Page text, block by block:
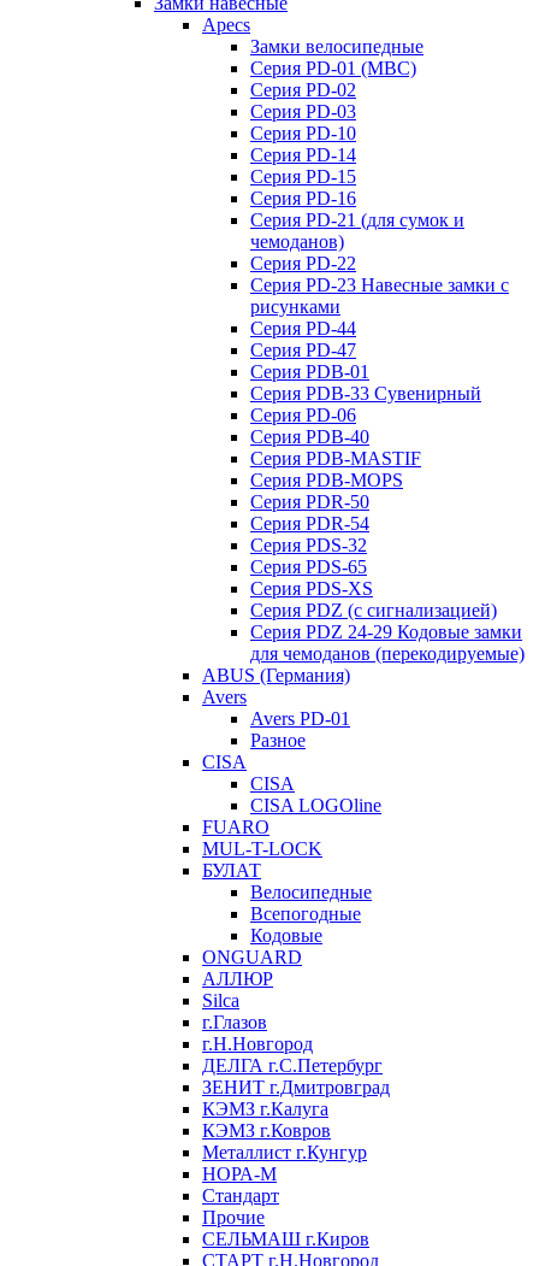
Apecs
Замки велосипедные
Серия PD-01 (МВС)
Серия PD-02
Серия PD-03
Серия PD-10
Серия PD-14
Серия PD-15
Серия PD-16
Серия PD-21 (для сумок и
чемоданов)
Серия PD-22
Серия PD-23 Навесные замки с
рисунками
Серия PD-44
Серия PD-47
Серия PDB-01
Серия PDB-33 Сувенирный
Серия PD-06
Серия PDB-40
Серия PDB-MASTIF
Серия PDB-MOPS
Серия PDR-50
Серия PDR-54
Серия PDS-32
Серия PDS-65
Серия PDS-XS
Серия PDZ (с сигнализацией)
Серия PDZ 24-29 Кодовые замки
для чемоданов (перекодируемые)
ABUS (Германия)
Avers
Avers PD-01
Разное
CISA
CISA
CISA LOGOline
FUARO
MUL-T-LOCK
БУЛАТ
Велосипедные
Всепогодные
Кодовые
ONGUARD
АЛЛЮР
Silca
г.Глазов
г.Н.Новгород
ДЕЛГА г.С.Петербург
ЗЕНИТ г.Дмитровград
КЭМЗ г.Калуга
КЭМЗ г.Ковров
Металлист г.Кунгур
НОРА-М
Стандарт
Прочие
СЕЛЬМАШ г.Киров
СТАРТ г.Н.Новгород